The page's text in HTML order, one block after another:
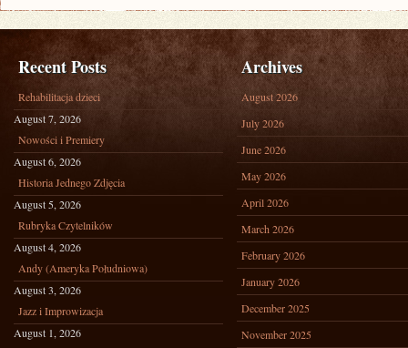
Recent Posts
Rehabilitacja dzieci
August 7, 2026
Nowości i Premiery
August 6, 2026
Historia Jednego Zdjęcia
August 5, 2026
Rubryka Czytelników
August 4, 2026
Andy (Ameryka Południowa)
August 3, 2026
Jazz i Improwizacja
August 1, 2026
Archives
August 2026
July 2026
June 2026
May 2026
April 2026
March 2026
February 2026
January 2026
December 2025
November 2025